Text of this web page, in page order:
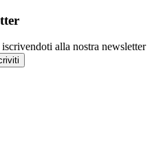
alla nostra newsletter